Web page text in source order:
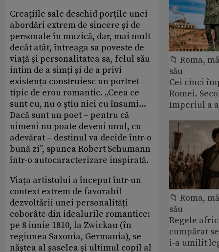
Creațiile sale deschid porțile unei
abordări extrem de sincere și de
personale în muzică, dar, mai mult
decât atât, întreaga sa poveste de
viață și personalitatea sa, felul său
intim de a simți și de a privi
existența construiesc un portret
tipic de erou romantic. „Ceea ce
sunt eu, nu o știu nici eu însumi...
Dacă sunt un poet – pentru că
nimeni nu poate deveni unul, cu
adevărat – destinul va decide într-o
bună zi”, spunea Robert Schumann
într-o autocaracterizare inspirată.
Viața artistului a început într-un
context extrem de favorabil
dezvoltării unei personalități
coborâte din idealurile romantice:
pe 8 iunie 1810, la Zwickau (în
regiunea Saxonia, Germania), se
năștea al șaselea și ultimul copil al
📁 Roma,
său
Cei cinci
Romei.
Imperiul a
📁 Roma,
său
Regele
cumpărat
i-a umilit